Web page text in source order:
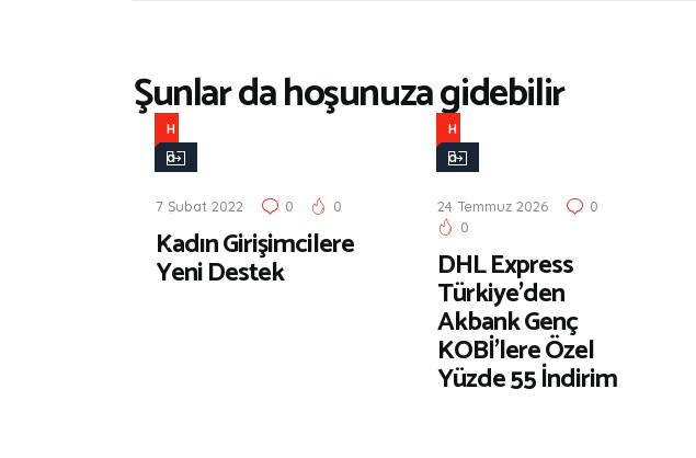
Şunlar da hoşunuza gidebilir
H
a
e
r
7 Şubat 2022 0 0
Kadın Girişimcilere
Yeni Destek
H
a
e
24 Temmuz 2026
0
0
DHL Express
Türkiye’den
Akbank Genç
KOBİ’lere Özel
Yüzde 55 İndirim